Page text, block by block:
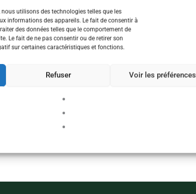
utilisons des technologies telles que les
informations des appareils. Le fait de consentir à
des données telles que le comportement de
Le fait de ne pas consentir ou de retirer son
sur certaines caractéristiques et fonctions.
Refuser Voir les préférences